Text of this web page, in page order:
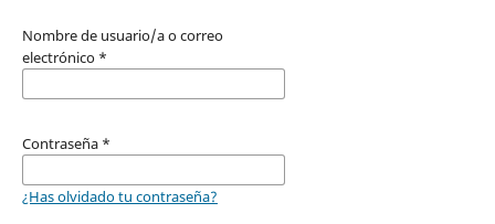
Nombre de usuario/a o correo
electrónico *
Contraseña *
¿Has olvidado tu contraseña?